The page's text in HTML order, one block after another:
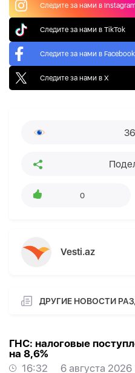
Следите за нами в
Следите за нами в TikTok
Следите за нами в Facebook
Следите за нами в X
0
Vesti.az
ДРУГИЕ НОВОСТИ
ГНС: налоговые
на 8,6%
16:32
6 августа 2026